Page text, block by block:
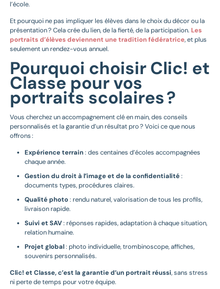
l’école.
Et pourquoi ne pas impliquer les élèves dans le choix du décor ou la
présentation ? Cela crée du lien, de la fierté, de la participation. Les
portraits d’élèves deviennent une tradition fédératrice, et plus
seulement un rendez-vous annuel.
Pourquoi choisir Clic! et
Classe pour vos
portraits scolaires ?
Vous cherchez un accompagnement clé en main, des conseils
personnalisés et la garantie d’un résultat pro ? Voici ce que nous
offrons :
Expérience terrain: des centaines d’écoles accompagnées
chaque année.
Gestion du droit à l’image et de la confidentialité:
documents types, procédures claires.
Qualité photo: rendu naturel, valorisation de tous les profils,
livraison rapide.
Suivi et SAV: réponses rapides, adaptation à chaque situation,
relation humaine.
Projet global: photo individuelle, trombinoscope, affiches,
souvenirs personnalisés.
Clic! et Classe, c’est la garantie d’un portrait réussi, sans stress
ni perte de temps pour votre équipe.